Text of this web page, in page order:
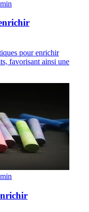
min
pour enrichir
favorisant ainsi une
min